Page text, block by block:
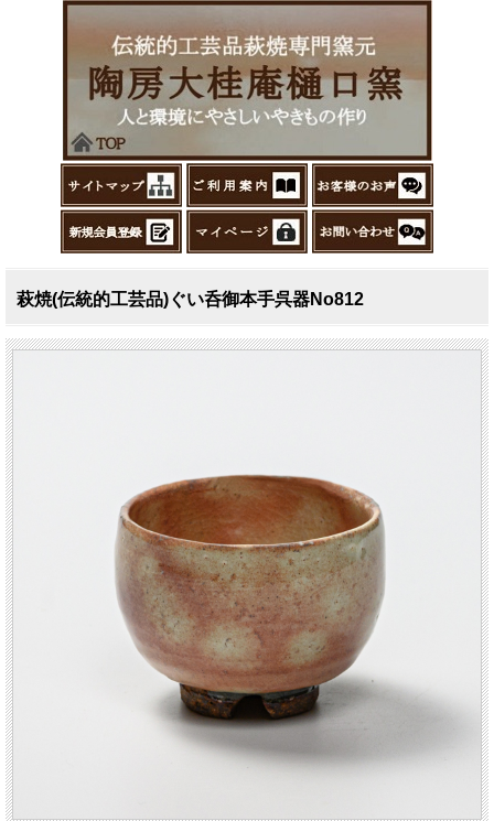
萩焼(伝統的工芸品)ぐい呑御本手呉器No812